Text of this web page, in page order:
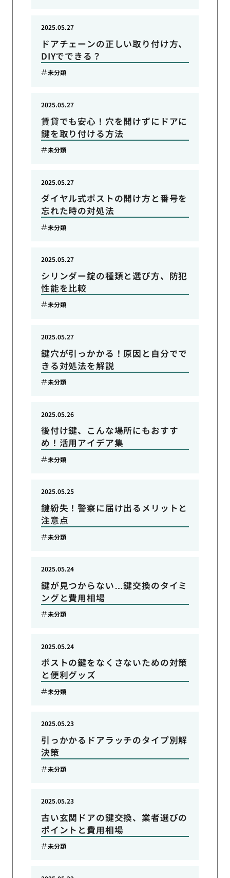
ドアチェーンの正しい取り付け方、
DIYでできる？
2025.05.27
未分類
賃貸でも安心！穴を開けずにドアに
鍵を取り付ける方法
2025.05.27
未分類
ダイヤル式ポストの開け方と番号を
忘れた時の対処法
2025.05.27
未分類
シリンダー錠の種類と選び方、防犯
性能を比較
2025.05.27
未分類
鍵穴が引っかかる！原因と自分でで
きる対処法を解説
2025.05.27
未分類
後付け鍵、こんな場所にもおすす
め！活用アイデア集
2025.05.26
未分類
鍵紛失！警察に届け出るメリットと
注意点
2025.05.25
未分類
鍵が見つからない…鍵交換のタイミ
ングと費用相場
2025.05.24
未分類
ポストの鍵をなくさないための対策
と便利グッズ
2025.05.24
未分類
引っかかるドアラッチのタイプ別解
決策
2025.05.23
未分類
古い玄関ドアの鍵交換、業者選びの
ポイントと費用相場
2025.05.23
未分類